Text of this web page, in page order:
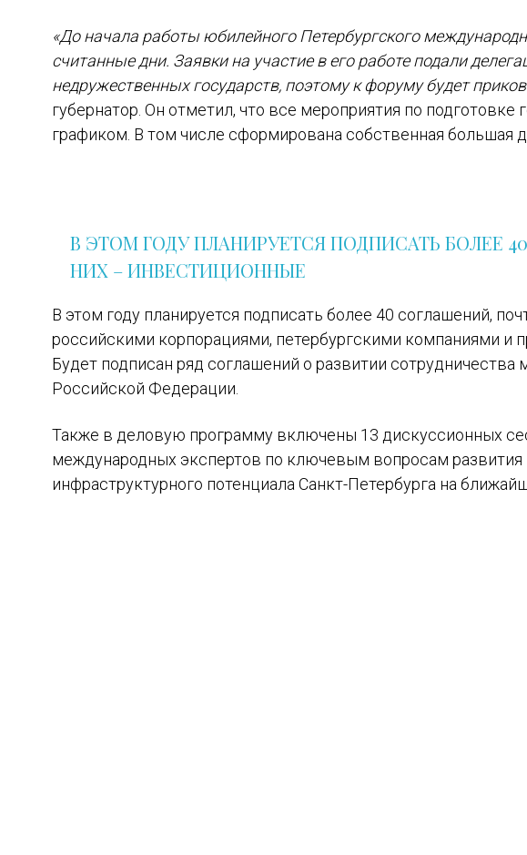
«До начала работы юбилейного Петербургского
считанные дни. Заявки на участие в его работе подали
недружественных государств, поэтому к форуму будет
губернатор. Он отметил, что все мероприятия по
графиком. В том числе сформирована собственная большая
В ЭТОМ ГОДУ ПЛАНИРУЕТСЯ ПОДПИСАТЬ БОЛЕЕ
НИХ – ИНВЕСТИЦИОННЫЕ
В этом году планируется подписать более 40 соглашений,
российскими корпорациями, петербургскими компаниями и
Будет подписан ряд соглашений о развитии
Российской Федерации.
Также в деловую программу включены 13 дискуссионных
международных экспертов по ключевым вопросам развития
инфраструктурного потенциала Санкт-Петербурга на